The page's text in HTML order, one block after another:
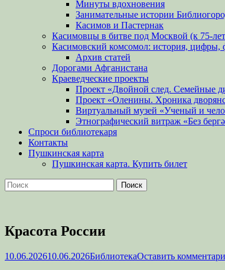
Минуты вдохновения
Занимательные истории
Касимов и Пастернак
Касимовцы в битве под Москвой (к 75-
Касимовский комсомол: история,
Архив статей
Дорогами Афганистана
Краеведческие проекты
Проект «Двойной след. Семейные
Проект «Оленины. Хроника
Виртуальный музей «Ученый и
Этнографический витраж «Без
Спроси библиотекаря
Контакты
Пушкинская карта
Пушкинская карта. Купить билет
Поиск
Найти:
Красота России
Опубликовано
10.06.202610.06.2026Автор
БиблиотекаОставить